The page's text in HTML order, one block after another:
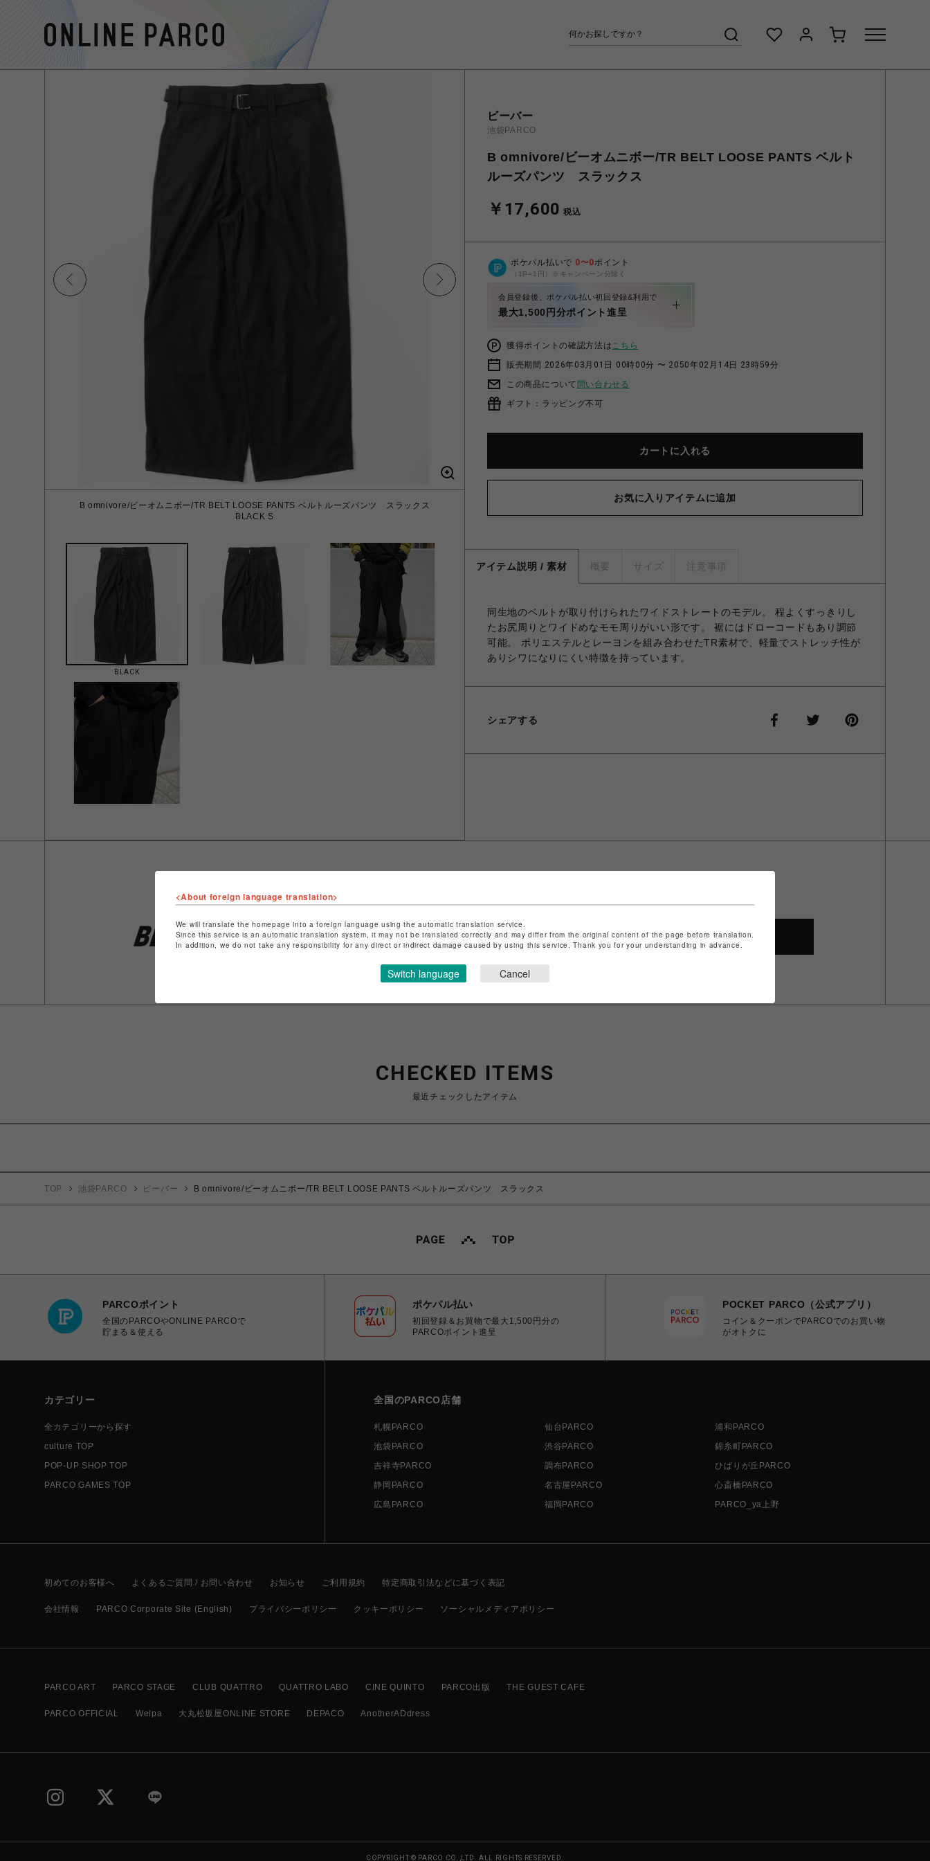
B omnivore/ビーオムニボー/TR BELT LOOSE PANTS ベルトルーズパンツ スラックス
BLACK S
BLACK
ビーバー
池袋PARCO
B omnivore/ビーオムニボー/TR BELT LOOSE PANTS ベルト
ルーズパンツ スラックス
￥17,600 税込
ポケパル払いで 0〜0ポイント
（1P=1円）※キャンペーン分除く
会員登録後、ポケパル払い初回登録&利用で
最大1,500円分ポイント進呈
獲得ポイントの確認方法はこちら
販売期間 2026年03月01日 00時00分 〜 2050年02月14日 23時59分
この商品について 問い合わせる
ギフト：ラッピング不可
カートに入れる
お気に入りアイテムに追加
アイテム説明 / 素材 概要 サイズ 注意事項
同生地のベルトが取り付けられたワイドストレートのモデル。 程よくすっきりし
たお尻周りとワイドめなモモ周りがいい形です。 裾にはドローコードもあり調節
可能。 ポリエステルとレーヨンを組み合わせたTR素材で、軽量でストレッチ性が
ありシワになりにくい特徴を持っています。
シェアする
ショップ名
ビーバー
店舗名
池袋PARCO
特定商取引法など法令に基づく表記はこちら
ショップお問い合わせは こちら
SHOP TOP
CHECKED ITEMS
最近チェックしたアイテム
TOP 池袋PARCO ビーバー B omnivore/ビーオムニボー/TR BELT LOOSE PANTS ベルトルーズパンツ スラックス
PARCOポイント
全国のPARCOやONLINE PARCOで
貯まる＆使える
ポケパル払い
初回登録＆お買物で最大1,500円分の
PARCOポイント進呈
POCKET PARCO（公式アプリ）
コイン＆クーポンでPARCOでのお買い物
がオトクに
カテゴリー
全カテゴリーから探す
culture TOP
POP-UP SHOP TOP
PARCO GAMES TOP
全国のPARCO店舗
札幌PARCO 仙台PARCO
浦和PARCO
池袋PARCO
渋谷PARCO
錦糸町PARCO
吉祥寺PARCO
調布PARCO
ひばりが丘PARCO
静岡PARCO
名古屋PARCO
心斎橋PARCO
広島PARCO
福岡PARCO PARCO_ya上野
初めてのお客様へ よくあるご質問 / お問い合わせ お知らせ ご利用規約 特定商取引法などに基づく表記
会社情報 PARCO Corporate Site (English) プライバシーポリシー クッキーポリシー ソーシャルメディアポリシー
PARCO ART PARCO STAGE CLUB QUATTRO QUATTRO LABO CINE QUINTO PARCO出版 THE GUEST CAFE
PARCO OFFICIAL Welpa 大丸松坂屋ONLINE STORE DEPACO AnotherADdress
COPYRIGHT © PARCO CO.,LTD. ALL RIGHTS RESERVED.
<About foreign language translation>
We will translate the homepage into a foreign language using the automatic translation service.
Since this service is an automatic translation system, it may not be translated correctly and may differ from the original content of the page before translation.
In addition, we do not take any responsibility for any direct or indirect damage caused by using this service. Thank you for your understanding in advance.
Switch language Cancel